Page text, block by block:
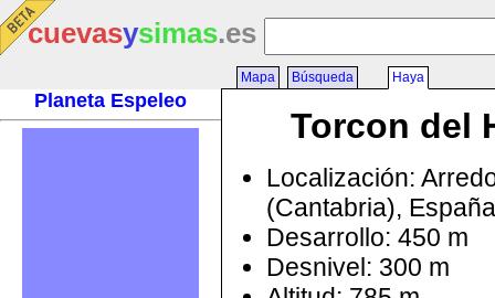
cuevasysimas.es
Planeta Espeleo
Mapa Búsqueda Haya
Torcon del
Localización:
(Cantabria), España
Desarrollo: 450 m
Desnivel: 300 m